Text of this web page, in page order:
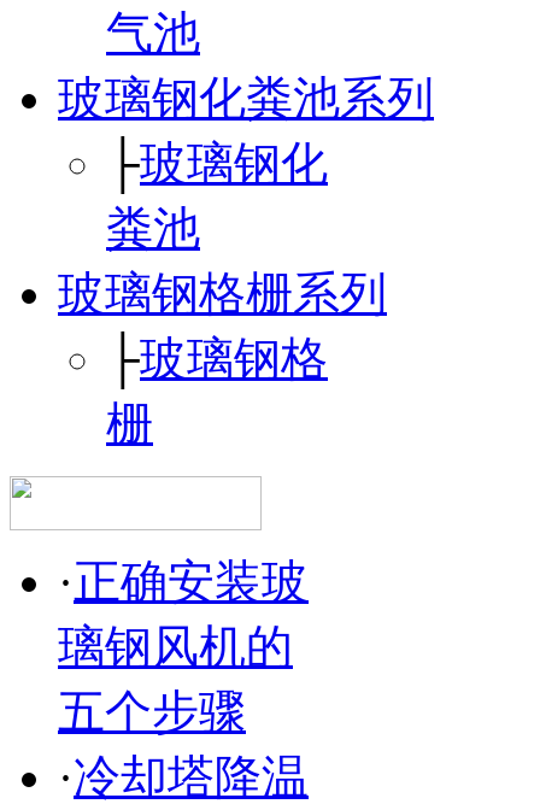
气池
玻璃钢化粪池系列
├玻璃钢化
粪池
玻璃钢格栅系列
├玻璃钢格
栅
·正确安装玻
璃钢风机的
五个步骤
·冷却塔降温